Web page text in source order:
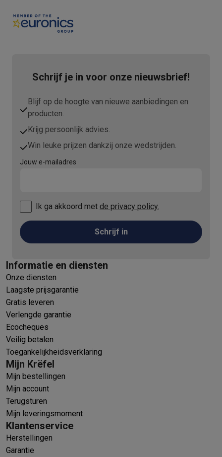
Schrijf je in voor onze nieuwsbrief!
Blijf op de hoogte van nieuwe aanbiedingen en
producten.
Krijg persoonlijk advies.
Win leuke prijzen dankzij onze wedstrijden.
Jouw e-mailadres
Ik ga akkoord met de privacy policy.
Schrijf in
Informatie en diensten
Onze diensten
Laagste prijsgarantie
Gratis leveren
Verlengde garantie
Ecocheques
Veilig betalen
Toegankelijkheidsverklaring
Mijn Krëfel
Mijn bestellingen
Mijn account
Terugsturen
Mijn leveringsmoment
Klantenservice
Herstellingen
Garantie